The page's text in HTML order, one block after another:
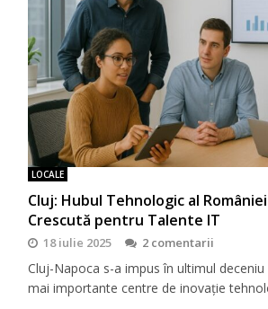
LOCALE
Cluj: Hubul Tehnologic al
Crescută pentru Talente IT
18 iulie 2025 2 comentarii
Cluj-Napoca s-a impus în ultimul
mai importante centre de inovație